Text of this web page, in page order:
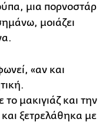
μια πορνοστάρ
μοιάζει
«αν και
μακιγιάζ και την
ξετρελάθηκα με